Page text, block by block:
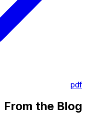
pdf
From the Blog